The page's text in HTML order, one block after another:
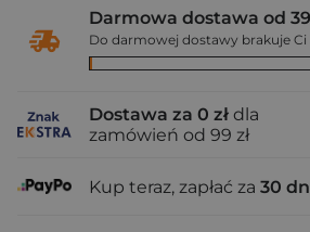
Darmowa dostawa od
Do darmowej dostawy brakuje Ci
Dostawa za 0 zł dla
zamówień od 99 zł
Kup teraz, zapłać za 30